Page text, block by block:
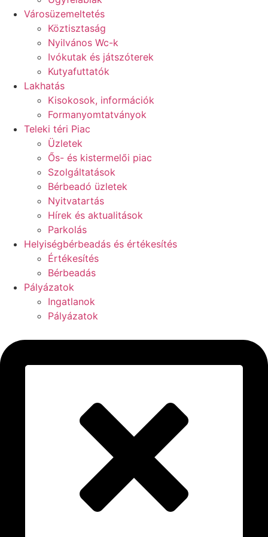
Városüzemeltetés
Köztisztaság
Nyilvános Wc-k
Ivókutak és játszóterek
Kutyafuttatók
Lakhatás
Kisokosok, információk
Formanyomtatványok
Teleki téri Piac
Üzletek
Ős- és kistermelői piac
Szolgáltatások
Bérbeadó üzletek
Nyitvatartás
Hírek és aktualitások
Parkolás
Helyiségbérbeadás és értékesítés
Értékesítés
Bérbeadás
Pályázatok
Ingatlanok
Pályázatok